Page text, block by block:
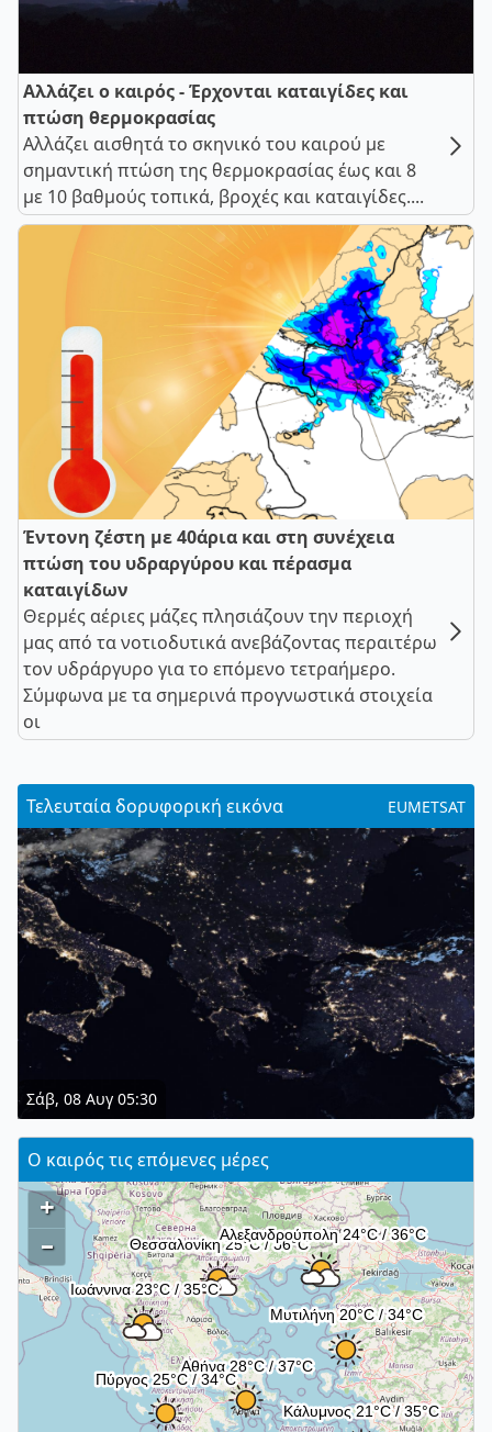
Αλλάζει ο καιρός - Έρχονται καταιγίδες και
πτώση θερμοκρασίας
Αλλάζει αισθητά το σκηνικό του καιρού με
σημαντική πτώση της θερμοκρασίας έως και 8
με 10 βαθμούς τοπικά, βροχές και καταιγίδες....
Έντονη ζέστη με 40άρια και στη συνέχεια
πτώση του υδραργύρου και πέρασμα
καταιγίδων
Θερμές αέριες μάζες πλησιάζουν την περιοχή
μας από τα νοτιοδυτικά ανεβάζοντας περαιτέρω
τον υδράργυρο για το επόμενο τετραήμερο.
Σύμφωνα με τα σημερινά προγνωστικά στοιχεία
οι
Τελευταία δορυφορική εικόνα EUMETSAT
Σάβ, 08 Αυγ 05:30
Ο καιρός τις επόμενες μέρες
+
–